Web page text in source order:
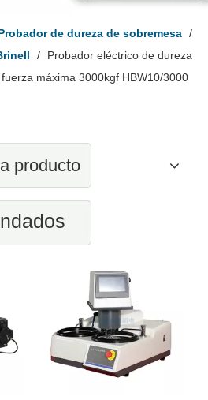
de dureza de sobremesa /
/
Probador eléctrico de dureza
máxima 3000kgf HBW10/3000
producto